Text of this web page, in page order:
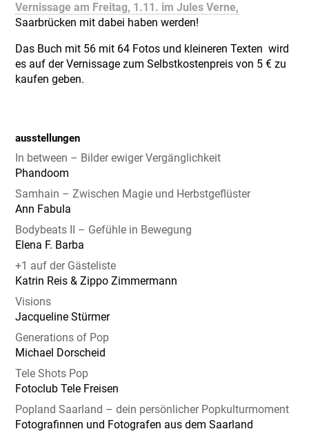
Vernissage am Freitag, 1.11. im Jules Verne,
Saarbrücken mit dabei haben werden!
Das Buch mit 56 mit 64 Fotos und kleineren Texten wird
es auf der Vernissage zum Selbstkostenpreis von 5 € zu
kaufen geben.
ausstellungen
In between – Bilder ewiger Vergänglichkeit
Phandoom
Samhain – Zwischen Magie und Herbstgeflüster
Ann Fabula
Bodybeats II – Gefühle in Bewegung
Elena F. Barba
+1 auf der Gästeliste
Katrin Reis & Zippo Zimmermann
Visions
Jacqueline Stürmer
Generations of Pop
Michael Dorscheid
Tele Shots Pop
Fotoclub Tele Freisen
Popland Saarland – dein persönlicher Popkulturmoment
Fotografinnen und Fotografen aus dem Saarland